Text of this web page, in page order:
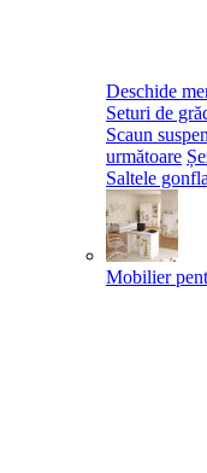
Deschide
Seturi de
Scaun
următoare
Saltele
Mobilier